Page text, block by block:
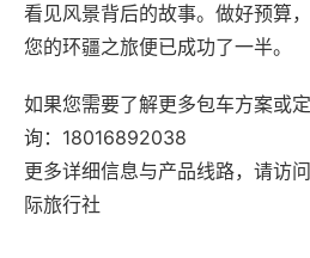
看见风景背后的故事。做好预算
您的环疆之旅便已成功了一半。
如果您需要了解更多包车方案或
询：18016892038‌
更多详细信息与产品线路，请访
际旅行社‌